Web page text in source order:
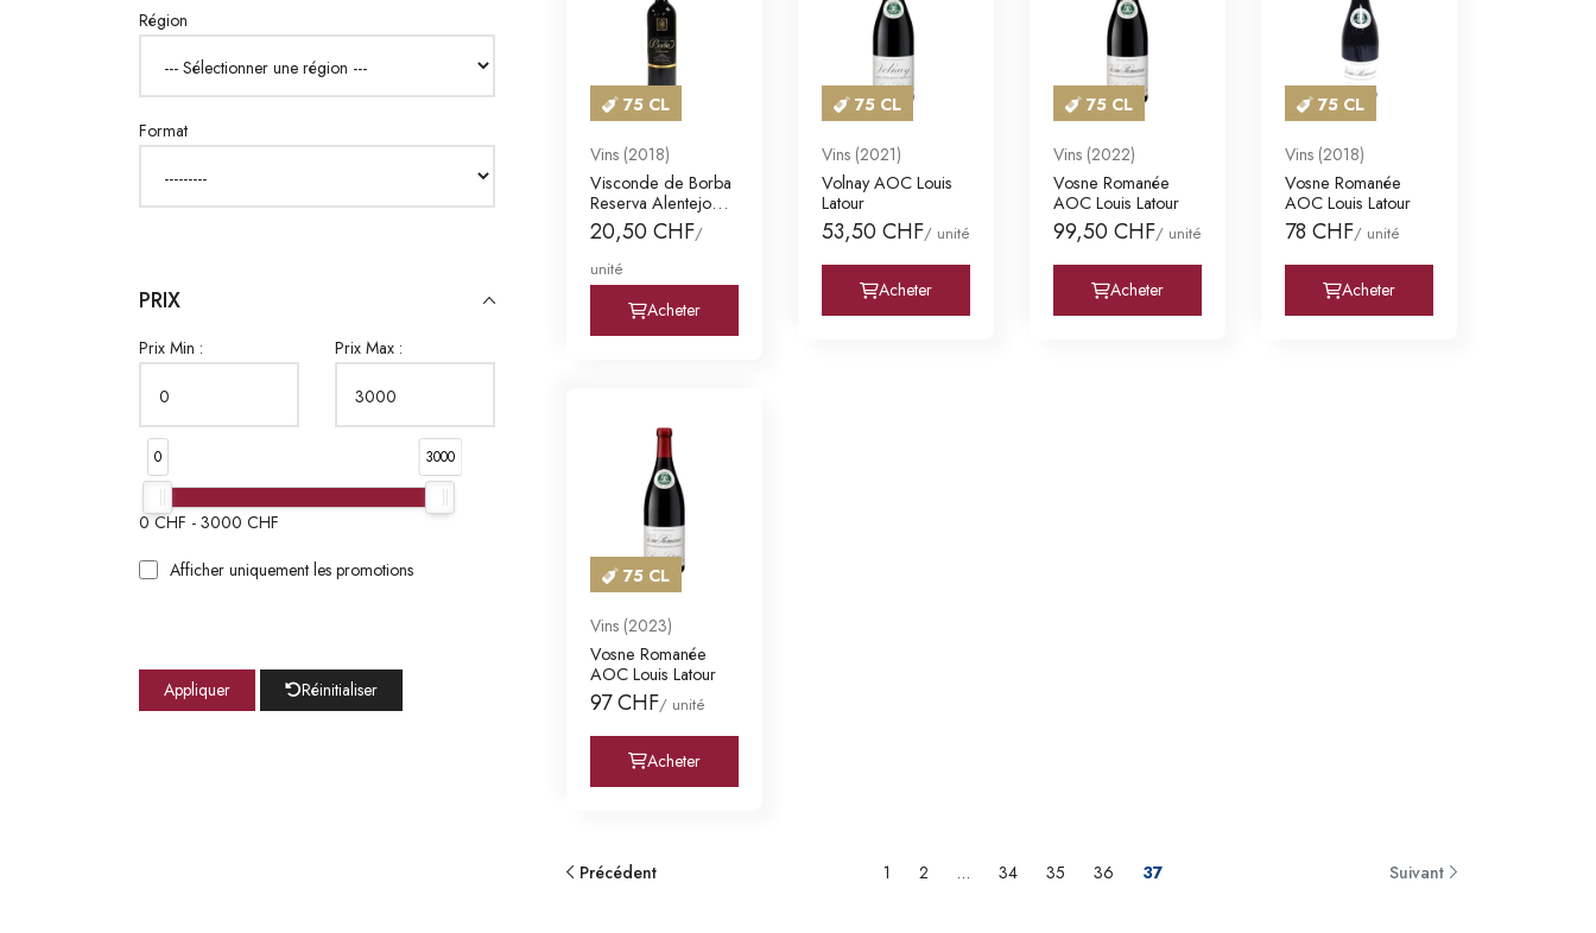
Région
Format
PRIX
Prix Min : Prix Max :
0 3000
0CHF - 3000 CHF
Afficher uniquement les promotions
Appliquer Réinitialiser
75 CL
Vins (2018)
Visconde de Borba
Reserva Alentejo
DOC
20,50 CHF/
unité
Acheter
75 CL
Vins (2021)
Volnay AOC Louis
Latour
53,50 CHF/ unité
Acheter
75 CL
Vins (2022)
Vosne Romanée
AOC Louis Latour
99,50 CHF/ unité
Acheter
75 CL
Vins (2018)
Vosne Romanée
AOC Louis Latour
78 CHF/ unité
Acheter
75 CL
Vins (2023)
Vosne Romanée
AOC Louis Latour
97 CHF/ unité
Acheter
Précédent 1 2 … 34 35 36 37 Suivant